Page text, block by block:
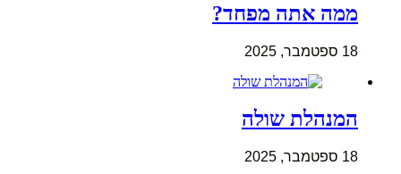
ממה אתה מפחד?
18 ספטמבר, 2025
המנהלת שולה
18 ספטמבר, 2025